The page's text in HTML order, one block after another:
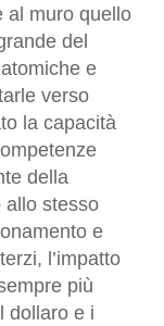
al muro quello
del
e
verso
la capacità
della
allo stesso
e
l’impatto
più
dollaro e i